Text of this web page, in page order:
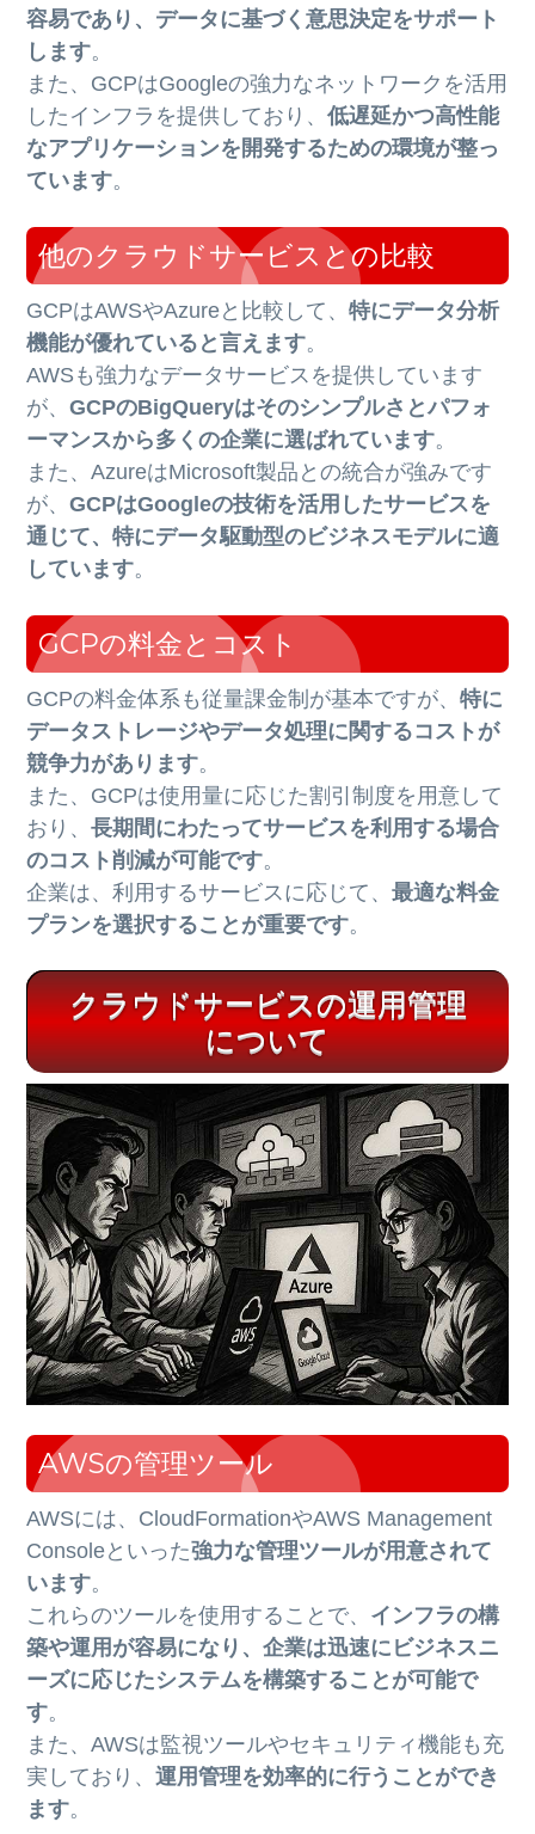
容易であり、データに基づく意思決定をサポート
します。
また、GCPはGoogleの強力なネットワークを活用
したインフラを提供しており、低遅延かつ高性能
なアプリケーションを開発するための環境が整っ
ています。
他のクラウドサービスとの比較
GCPはAWSやAzureと比較して、特にデータ分析
機能が優れていると言えます。
AWSも強力なデータサービスを提供しています
が、GCPのBigQueryはそのシンプルさとパフォ
ーマンスから多くの企業に選ばれています。
また、AzureはMicrosoft製品との統合が強みです
が、GCPはGoogleの技術を活用したサービスを
通じて、特にデータ駆動型のビジネスモデルに適
しています。
GCPの料金とコスト
GCPの料金体系も従量課金制が基本ですが、特に
データストレージやデータ処理に関するコストが
競争力があります。
また、GCPは使用量に応じた割引制度を用意して
おり、長期間にわたってサービスを利用する場合
のコスト削減が可能です。
企業は、利用するサービスに応じて、最適な料金
プランを選択することが重要です。
クラウドサービスの運用管理
について
AWSの管理ツール
AWSには、CloudFormationやAWS Management
Consoleといった強力な管理ツールが用意されて
います。
これらのツールを使用することで、 インフラの構
築や運用が容易になり、企業は迅速にビジネスニ
ーズに応じたシステムを構築することが可能で
す。
また、AWSは監視ツールやセキュリティ機能も充
実しており、運用管理を効率的に行うことができ
ます。